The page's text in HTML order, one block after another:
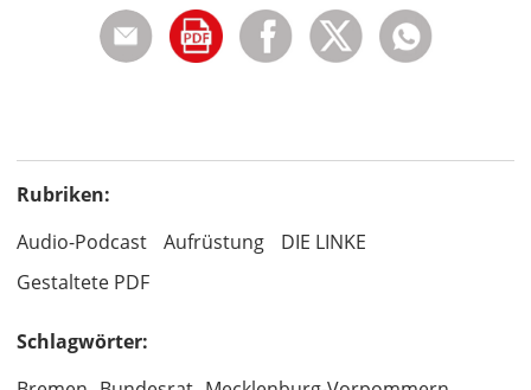
Rubriken:
Audio-Podcast
Aufrüstung
DIE LINKE
Gestaltete PDF
Schlagwörter: